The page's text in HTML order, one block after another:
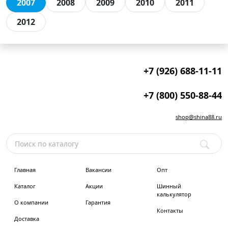
2007 2008 2009 2010
2011
2012
+7 (926) 688-11-11
+7 (800) 550-88-44
shop@shina88.ru
Главная
Каталог
О компании
Доставка
Вакансии
Акции
Гарантия
Опт
Шинный
калькулятор
Контакты